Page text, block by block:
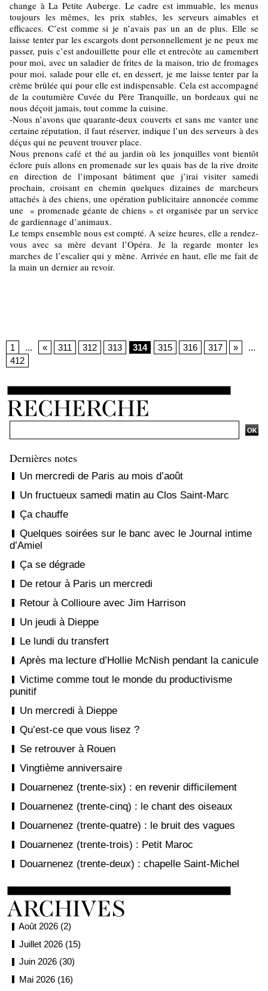
Dernières notes
Un mercredi de Paris au mois d’août
Un fructueux samedi matin au Clos Saint-Marc
Ça chauffe
Quelques soirées sur le banc avec le Journal intime
d’Amiel
Ça se dégrade
De retour à Paris un mercredi
Retour à Collioure avec Jim Harrison
Un jeudi à Dieppe
Le lundi du transfert
Après ma lecture d’Hollie McNish pendant la canicule
Victime comme tout le monde du productivisme
punitif
Un mercredi à Dieppe
Qu’est-ce que vous lisez ?
Se retrouver à Rouen
Vingtième anniversaire
Douarnenez (trente-six) : en revenir difficilement
Douarnenez (trente-cinq) : le chant des oiseaux
Douarnenez (trente-quatre) : le bruit des vagues
Douarnenez (trente-trois) : Petit Maroc
Douarnenez (trente-deux) : chapelle Saint-Michel
Août 2026 (2)
Juillet 2026 (15)
Juin 2026 (30)
Mai 2026 (16)
change à La Petite Auberge. Le cadre est immuable, les menus
toujours les mêmes, les prix stables, les serveurs aimables et
efficaces. C’est comme si je n’avais pas un an de plus. Elle se
laisse tenter par les escargots dont personnellement je ne peux me
passer, puis c’est andouillette pour elle et entrecôte au camembert
pour moi, avec un saladier de frites de la maison, trio de fromages
pour moi, salade pour elle et, en dessert, je me laisse tenter par la
crème brûlée qui pour elle est indispensable. Cela est accompagné
de la coutumière Cuvée du Père Tranquille, un bordeaux qui ne
nous déçoit jamais, tout comme la cuisine.
-Nous n’avons que quarante-deux couverts et sans me vanter une
certaine réputation, il faut réserver, indique l’un des serveurs à des
déçus qui ne peuvent trouver place.
Nous prenons café et thé au jardin où les jonquilles vont bientôt
éclore puis allons en promenade sur les quais bas de la rive droite
en direction de l’imposant bâtiment que j’irai visiter samedi
prochain, croisant en chemin quelques dizaines de marcheurs
attachés à des chiens, une opération publicitaire annoncée comme
une « promenade géante de chiens » et organisée par un service
de gardiennage d’animaux.
Le temps ensemble nous est compté. A seize heures, elle a rendez-
vous avec sa mère devant l’Opéra. Je la regarde monter les
marches de l’escalier qui y mène. Arrivée en haut, elle me fait de
la main un dernier au revoir.
1 ... « 311 312 313 314 315 316 317 »
...
412